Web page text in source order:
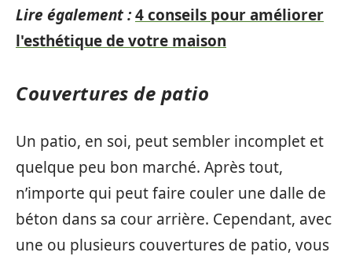
Lire également :4 conseils pour améliorer
l'esthétique de votre maison
Couvertures de patio
Un patio, en soi, peut sembler incomplet et
quelque peu bon marché. Après tout,
n’importe qui peut faire couler une dalle de
béton dans sa cour arrière. Cependant, avec
une ou plusieurs couvertures de patio, vous